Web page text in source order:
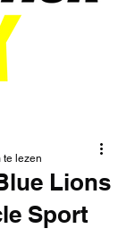
Lions
Sport
te lezen